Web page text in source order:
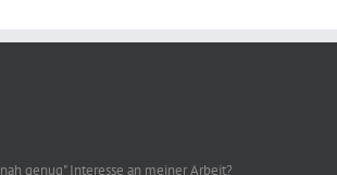
genug" Interesse an meiner Arbeit?